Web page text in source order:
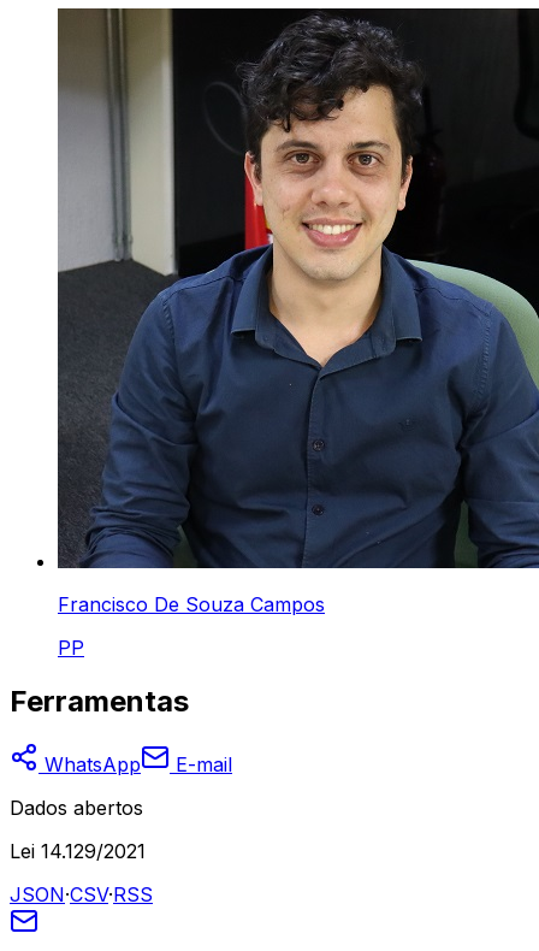
Francisco De Souza Campos
PP
Ferramentas
WhatsApp
E-mail
Dados abertos
Lei 14.129/2021
JSON·CSV·RSS